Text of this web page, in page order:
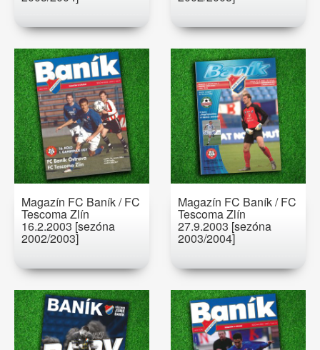
Magazín FC Baník / FC
Tescoma Zlín
16.2.2003 [sezóna
2002/2003]
Magazín FC Baník / FC
Tescoma Zlín
27.9.2003 [sezóna
2003/2004]